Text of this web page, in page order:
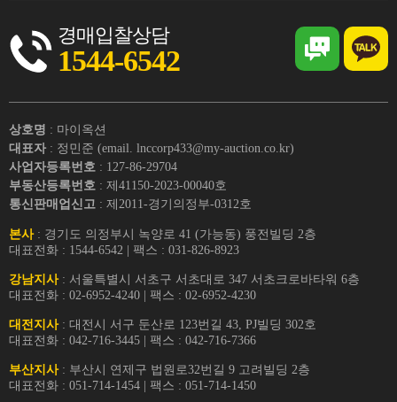
경매입찰상담
1544-6542
상호명 : 마이옥션
대표자 : 정민준 (email. lnccorp433@my-auction.co.kr)
사업자등록번호 : 127-86-29704
부동산등록번호 : 제41150-2023-00040호
통신판매업신고 : 제2011-경기의정부-0312호
본사: 경기도 의정부시 녹양로 41 (가능동) 풍전빌딩 2층
대표전화 : 1544-6542 | 팩스 : 031-826-8923
강남지사: 서울특별시 서초구 서초대로 347 서초크로바타워 6층
대표전화 : 02-6952-4240 | 팩스 : 02-6952-4230
대전지사: 대전시 서구 둔산로 123번길 43, PJ빌딩 302호
대표전화 : 042-716-3445 | 팩스 : 042-716-7366
부산지사: 부산시 연제구 법원로32번길 9 고려빌딩 2층
대표전화 : 051-714-1454 | 팩스 : 051-714-1450